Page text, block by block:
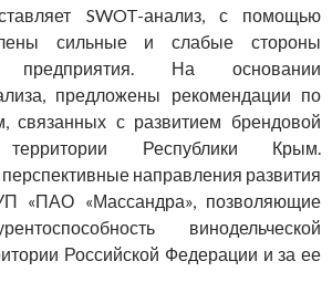
SWOT-анализ, с помощью
сильные и слабые стороны
предприятия. На основании
предложены рекомендации по
связанных с развитием брендовой
Республики Крым.
направления развития
«ПАО «Массандра», позволяющие
винодельческой
Российской Федерации и за ее